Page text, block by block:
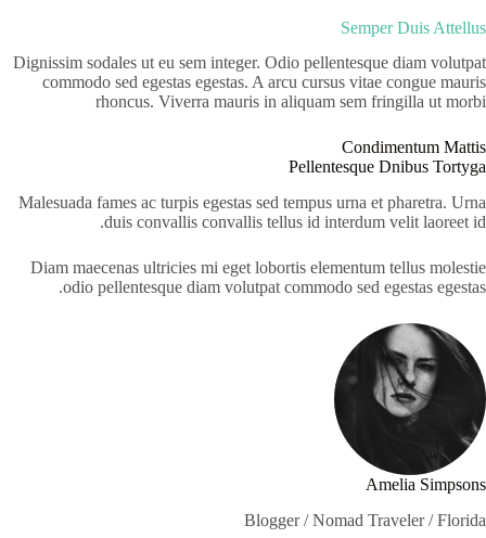
Semper Duis Attellus
Dignissim sodales ut eu sem integer. Odio pellentesque diam volutpat
commodo sed egestas egestas. A arcu cursus vitae congue mauris
rhoncus. Viverra mauris in aliquam sem fringilla ut morbi
Condimentum Mattis
Pellentesque Dnibus Tortyga
Malesuada fames ac turpis egestas sed tempus urna et pharetra. Urna
duis convallis convallis tellus id interdum velit laoreet id.
Diam maecenas ultricies mi eget lobortis elementum tellus molestie
odio pellentesque diam volutpat commodo sed egestas egestas.
Amelia Simpsons
Blogger / Nomad Traveler / Florida